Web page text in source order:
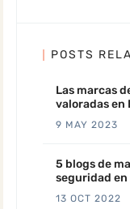
POSTS
Las marcas
valoradas en
9 MAY 2023
5 blogs de
seguridad
13 OCT 2022